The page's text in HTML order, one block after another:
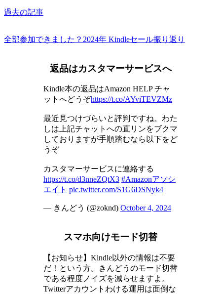
過去の記事
全部参加できました？2024年 Kindleセール振り返り
返品はカスタマーサービスへ
Kindle本の返品はAmazon HELP チャ
ットへどうぞhttps://t.co/AYviTEVZMz
最近見つけづらいと評判ですね。わた
しは上記チャットへの直リンをブクマ
しておりますが手順踏むなら以下をど
うぞ
カスタマーサービスに連絡する
https://t.co/d3nneZQtX3 #Amazonアソシ
エイト pic.twitter.com/S1G6DSNyk4
— きんどう (@zoknd) October 4, 2024
スマホ向けモード切替
【お知らせ】Kindle以外の情報は不要
だ！という方。きんどうのモード切替
である程度ノイズを減らせますよ。
Twitterアカウントわける運用は面倒な